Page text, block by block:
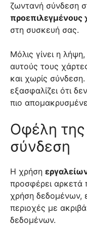
ζωντανή σύνδεση
προεπιλεγμένους
στη συσκευή σας.
Μόλις γίνει η
αυτούς τους
και χωρίς
εξασφαλίζει ότι
πιο
Οφέλη
σύνδεση
Η χρήση
προσφέρει αρκετά
χρήση δεδομένων,
περιοχές με
δεδομένων.